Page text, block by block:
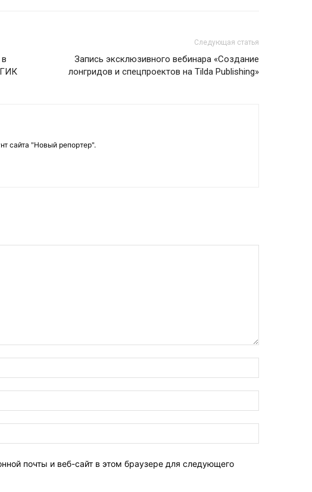
Следующая статья
Запись эксклюзивного вебинара «Создание
лонгридов и спецпроектов на Tilda Publishing»
сайта "Новый репортер".
почты и веб-сайт в этом браузере для следующего